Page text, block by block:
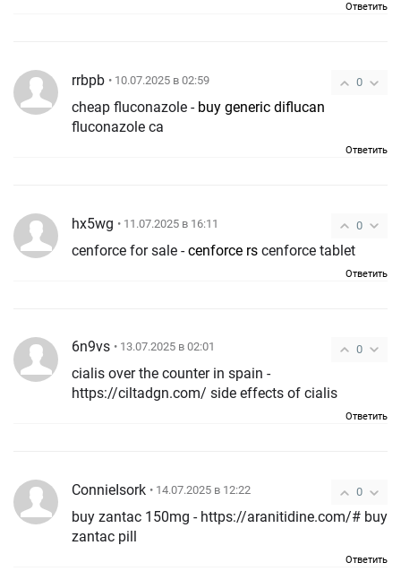
Ответить
0
rrbpb • 10.07.2025 в 02:59
cheap fluconazole - buy generic diflucan
fluconazole ca
Ответить
0
hx5wg • 11.07.2025 в 16:11
cenforce for sale -cenforce rs cenforce tablet
Ответить
0
6n9vs • 13.07.2025 в 02:01
cialis over the counter in spain -
https://ciltadgn.com/ side effects of cialis
Ответить
0
ConnieIsork • 14.07.2025 в 12:22
buy zantac 150mg - https://aranitidine.com/# buy
zantac pill
Ответить